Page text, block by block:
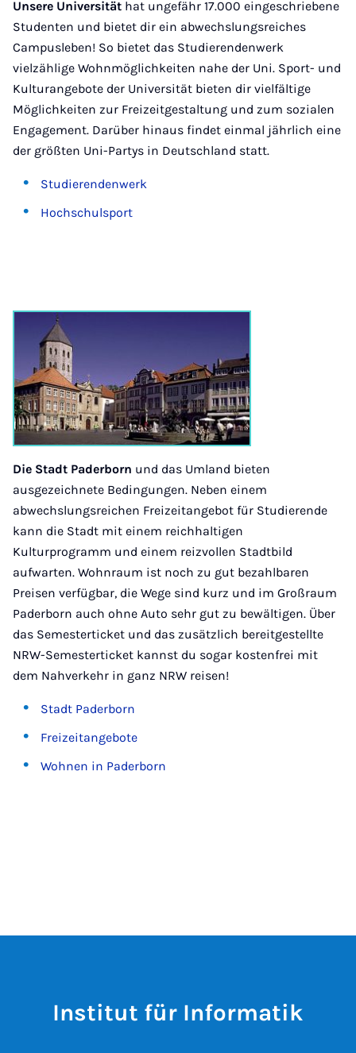
Unsere Universität hat ungefähr 17.000 eingeschriebene
Studenten und bietet dir ein abwechslungsreiches
Campusleben! So bietet das Studierendenwerk
vielzählige Wohnmöglichkeiten nahe der Uni. Sport- und
Kulturangebote der Universität bieten dir vielfältige
Möglichkeiten zur Freizeitgestaltung und zum sozialen
Engagement. Darüber hinaus findet einmal jährlich eine
der größten Uni-Partys in Deutschland statt.
Studierendenwerk
Hochschulsport
Die Stadt Paderborn und das Umland bieten
ausgezeichnete Bedingungen. Neben einem
abwechslungsreichen Freizeitangebot für Studierende
kann die Stadt mit einem reichhaltigen
Kulturprogramm und einem reizvollen Stadtbild
aufwarten. Wohnraum ist noch zu gut bezahlbaren
Preisen verfügbar, die Wege sind kurz und im Großraum
Paderborn auch ohne Auto sehr gut zu bewältigen. Über
das Semesterticket und das zusätzlich bereitgestellte
NRW-Semesterticket kannst du sogar kostenfrei mit
dem Nahverkehr in ganz NRW reisen!
Stadt Paderborn
Freizeitangebote
Wohnen in Paderborn
Institut für Informatik